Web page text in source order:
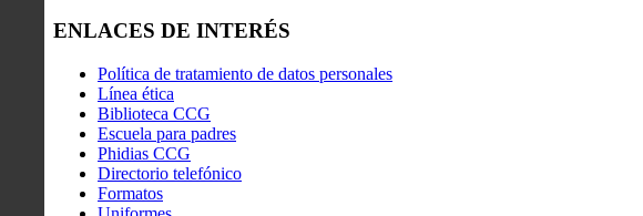
ENLACES DE INTERÉS
Política de tratamiento de datos personales
Línea ética
Biblioteca CCG
Escuela para padres
Phidias CCG
Directorio telefónico
Formatos